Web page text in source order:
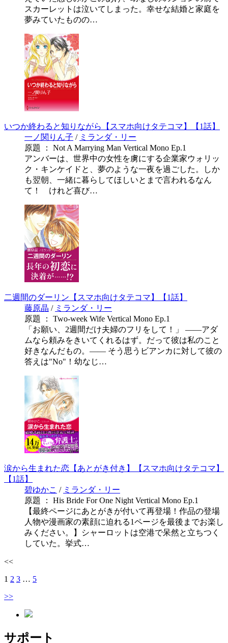
スカーレットは泣いてしまった。幸せな結婚と家庭を
夢みていたものの…
いつか終わると知りながら【スマホ向けタテコマ】【1話】
一ノ関りん子 / ミランダ・リー
原題 ： Not A Marrying Man Vertical Mono Ep.1
アンバーは、世界中の女性を虜にする企業家ウォリッ
ク・キンケイドと、夢のような一夜を過ごした。しか
も翌朝、一緒に暮らしてほしいとまで言われるなん
て！ けれど喜び…
二週間のダーリン【スマホ向けタテコマ】【1話】
藤原晶 / ミランダ・リー
原題 ： Two-week Wife Vertical Mono Ep.1
「お願い、2週間だけ夫婦のフリをして！」 ――アダ
ムなら頼みをきいてくれるはず。だって彼は私のこと
好きなんだもの。―― そう思うビアンカに対して彼の
答えは"No"！幼なじ…
涙から生まれた恋【あとがき付き】【スマホ向けタテコマ】
【1話】
碧ゆかこ / ミランダ・リー
原題 ： His Bride For One Night Vertical Mono Ep.1
【最終ページにあとがきが付いて再登場！作品の登場
人物や漫画家の素顔に迫れる1ページを最後までお楽し
みください。】シャーロットは空港で呆然と立ちつく
していた。挙式…
<<
1 2 3 … 5
>>
サポート